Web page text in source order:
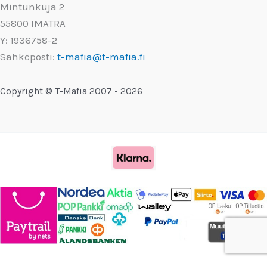
Mintunkuja 2
55800 IMATRA
Y: 1936758-2
Sähköposti: t-mafia@t-mafia.fi
Copyright © T-Mafia 2007 - 2026